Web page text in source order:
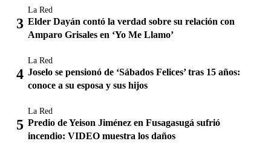
La Red
Elder Dayán contó la verdad sobre su relación con
Amparo Grisales en ‘Yo Me Llamo’
La Red
Joselo se pensionó de ‘Sábados Felices’ tras 15 años:
conoce a su esposa y sus hijos
La Red
Predio de Yeison Jiménez en Fusagasugá sufrió
incendio: VIDEO muestra los daños